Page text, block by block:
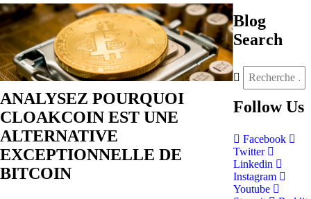
ANALYSEZ POURQUOI
CLOAKCOIN EST UNE
ALTERNATIVE
EXCEPTIONNELLE DE
BITCOIN
Blog
Search
Follow Us
Facebook
Twitter
Linkedin
Instagram
Youtube